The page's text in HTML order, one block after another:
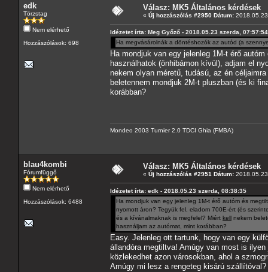
edk
Törzstag
Nem elérhető
Hozzászólások: 698
Válasz: MK5 Általános kérdések
« Új hozzászólás #2950 Dátum:
Idézetet írta: Meg Győző - 2018.05.23 szerda, 07:57:54
Ha megvásárolnák a döntéshozók az autód (a
Ha mondjuk van egy jelenleg 1M-t érő
használhatok (önhibámon kívül), adjam el
nekem olyan méretű, tudású, az én
beletennem mondjuk 2M-t pluszban (és ki
korábban?
Mondeo 2003 Turnier 2.0 TDCI Ghia (FMBA)
blau4kombi
Fórumfüggő
Nem elérhető
Hozzászólások: 6488
Válasz: MK5 Általános kérdések
« Új hozzászólás #2951 Dátum:
Idézetet írta: edk - 2018.05.23 szerda, 08:38:35
Ha mondjuk van egy jelenleg 1M-t érő autóm és
nyomott áron? Tegyük fel, eladom 700E-ért (és
és a kívánalmaknak is megfelel? Miért kell nekem
használjam az autómat, mint korábban?
Easy. Jelenleg ott tartunk, hogy van egy
állandóra megtiltva! Amúgy van most is
közlekedhet azon városokban, ahol a
Amúgy mi lesz a rengeteg kisárú